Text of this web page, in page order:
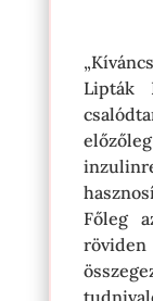
Lipták
Főleg